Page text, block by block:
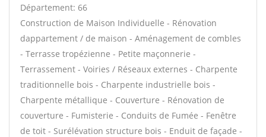
Département: 66
Construction de Maison Individuelle - Rénovation
dappartement / de maison - Aménagement de combles
- Terrasse tropézienne - Petite maçonnerie -
Terrassement - Voiries / Réseaux externes - Charpente
traditionnelle bois - Charpente industrielle bois -
Charpente métallique - Couverture - Rénovation de
couverture - Fumisterie - Conduits de Fumée - Fenêtre
de toit - Surélévation structure bois - Enduit de façade -